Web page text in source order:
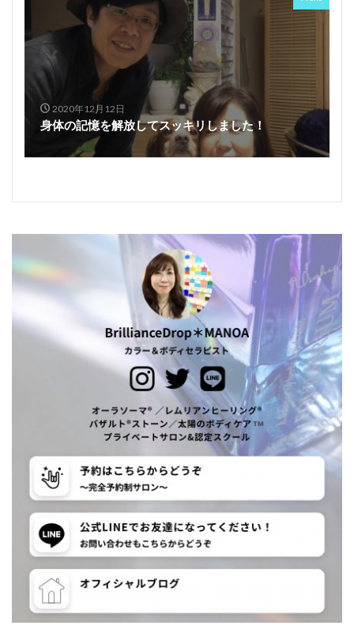
2020年12月12日
身体の記憶を解放してスッキリしました！